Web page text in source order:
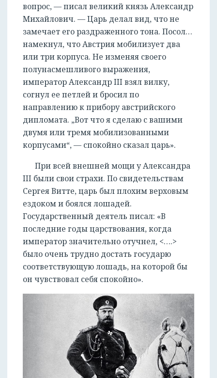
вопрос, — писал великий князь Александр
Михайлович. — Царь делал вид, что не
замечает его раздраженного тона. Посол…
намекнул, что Австрия мобилизует два
или три корпуса. Не изменяя своего
полунасмешливого выражения,
император Александр III взял вилку,
согнул ее петлей и бросил по
направлению к прибору австрийского
дипломата. „Вот что я сделаю с вашими
двумя или тремя мобилизованными
корпусами“, — спокойно сказал царь».
При всей внешней мощи у Александра
III были свои страхи. По свидетельствам
Сергея Витте, царь был плохим верховым
ездоком и боялся лошадей.
Государственный деятель писал: «В
последние годы царствования, когда
император значительно отучнел, <….>
было очень трудно достать государю
соответствующую лошадь, на которой бы
он чувствовал себя спокойно».